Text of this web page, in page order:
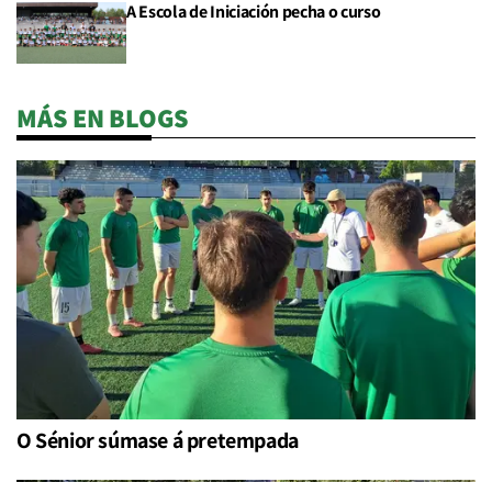
A Escola de Iniciación pecha o curso
MÁS EN BLOGS
O Sénior súmase á pretempada